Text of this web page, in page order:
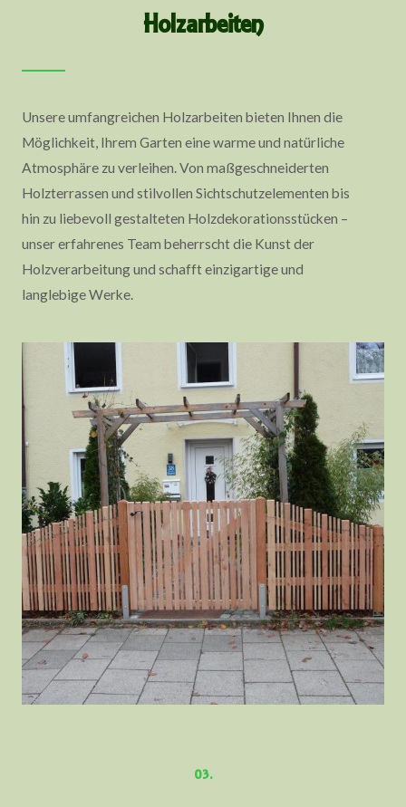
Holzarbeiten
Unsere umfangreichen Holzarbeiten bieten Ihnen die
Möglichkeit, Ihrem Garten eine warme und natürliche
Atmosphäre zu verleihen. Von maßgeschneiderten
Holzterrassen und stilvollen Sichtschutzelementen bis
hin zu liebevoll gestalteten Holzdekorationsstücken –
unser erfahrenes Team beherrscht die Kunst der
Holzverarbeitung und schafft einzigartige und
langlebige Werke.
03.